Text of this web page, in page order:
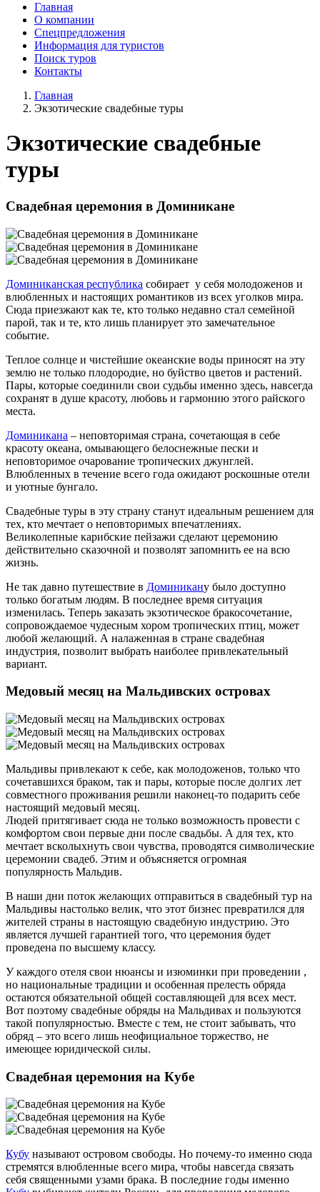
Главная
О компании
Спецпредложения
Информация для туристов
Поиск туров
Контакты
Главная
Экзотические свадебные туры
Экзотические свадебные
туры
Свадебная церемония в Доминикане
Доминиканская республика собирает у себя молодоженов и
влюбленных и настоящих романтиков из всех уголков мира.
Сюда приезжают как те, кто только недавно стал семейной
парой, так и те, кто лишь планирует это замечательное
событие.
Теплое солнце и чистейшие океанские воды приносят на эту
землю не только плодородие, но буйство цветов и растений.
Пары, которые соединили свои судьбы именно здесь, навсегда
сохранят в душе красоту, любовь и гармонию этого райского
места.
Доминикана – неповторимая страна, сочетающая в себе
красоту океана, омывающего белоснежные пески и
неповторимое очарование тропических джунглей.
Влюбленных в течение всего года ожидают роскошные отели
и уютные бунгало.
Свадебные туры в эту страну станут идеальным решением для
тех, кто мечтает о неповторимых впечатлениях.
Великолепные карибские пейзажи сделают церемонию
действительно сказочной и позволят запомнить ее на всю
жизнь.
Не так давно путешествие в Доминикану было доступно
только богатым людям. В последнее время ситуация
изменилась. Теперь заказать экзотическое бракосочетание,
сопровождаемое чудесным хором тропических птиц, может
любой желающий. А налаженная в стране свадебная
индустрия, позволит выбрать наиболее привлекательный
вариант.
Медовый месяц на Мальдивских островах
Мальдивы привлекают к себе, как молодоженов, только что
сочетавшихся браком, так и пары, которые после долгих лет
совместного проживания решили наконец-то подарить себе
настоящий медовый месяц.
Людей притягивает сюда не только возможность провести с
комфортом свои первые дни после свадьбы. А для тех, кто
мечтает всколыхнуть свои чувства, проводятся символические
церемонии свадеб. Этим и объясняется огромная
популярность Мальдив.
В наши дни поток желающих отправиться в свадебный тур на
Мальдивы настолько велик, что этот бизнес превратился для
жителей страны в настоящую свадебную индустрию. Это
является лучшей гарантией того, что церемония будет
проведена по высшему классу.
У каждого отеля свои нюансы и изюминки при проведении ,
но национальные традиции и особенная прелесть обряда
остаются обязательной общей составляющей для всех мест.
Вот поэтому свадебные обряды на Мальдивах и пользуются
такой популярностью. Вместе с тем, не стоит забывать, что
обряд – это всего лишь неофициальное торжество, не
имеющее юридической силы.
Свадебная церемония на Кубе
Кубу называют островом свободы. Но почему-то именно сюда
стремятся влюбленные всего мира, чтобы навсегда связать
себя священными узами брака. В последние годы именно